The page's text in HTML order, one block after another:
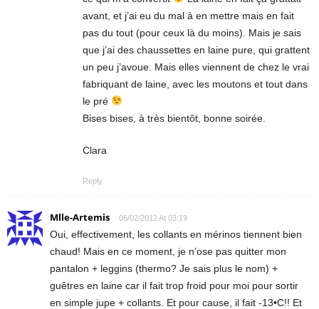
avant, et j’ai eu du mal à en mettre mais en fait
pas du tout (pour ceux là du moins). Mais je sais
que j’ai des chaussettes en laine pure, qui grattent
un peu j’avoue. Mais elles viennent de chez le vrai
fabriquant de laine, avec les moutons et tout dans
le pré
Bises bises, à très bientôt, bonne soirée.
Clara
Reply
Mlle-Artemis 06/02/2012 At 03:19
Oui, effectivement, les collants en mérinos tiennent bien
chaud! Mais en ce moment, je n’ose pas quitter mon
pantalon + leggins (thermo? Je sais plus le nom) +
guêtres en laine car il fait trop froid pour moi pour sortir
en simple jupe + collants. Et pour cause, il fait -13•C!! Et